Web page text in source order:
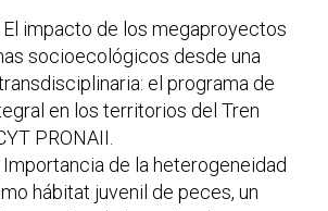
El impacto de los megaproyectos
socioecológicos desde una
el programa de
en los territorios del Tren
PRONAII.
de la heterogeneidad
hábitat juvenil de peces, un